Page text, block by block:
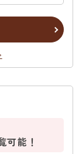
可能！